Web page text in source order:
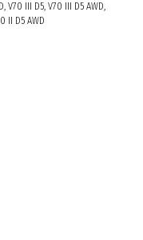
V70 III D5, V70 III D5 AWD,
II D5 AWD